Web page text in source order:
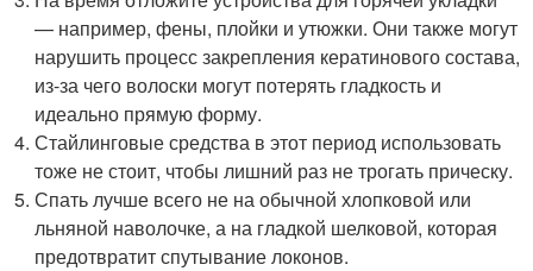
— например, фены, плойки и утюжки. Они также могут
нарушить процесс закрепления кератинового состава,
из-за чего волоски могут потерять гладкость и
идеально прямую форму.
Стайлинговые средства в этот период использовать
тоже не стоит, чтобы лишний раз не трогать прическу.
Спать лучше всего не на обычной хлопковой или
льняной наволочке, а на гладкой шелковой, которая
предотвратит спутывание локонов.